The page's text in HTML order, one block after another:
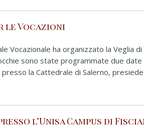
le Vocazioni
Vocazionale ha organizzato la Veglia
sono state programmate due
la Cattedrale di Salerno,
l’Unisa Campus di